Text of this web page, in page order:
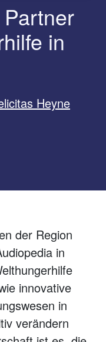
in
Heyne
der Region
in
innovative
in
verändern